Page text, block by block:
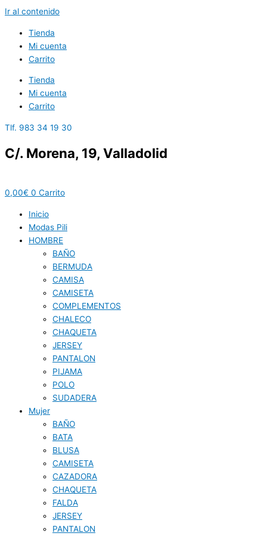
Ir al contenido
Tienda
Mi cuenta
Carrito
Tienda
Mi cuenta
Carrito
Tlf. 983 34 19 30
C/. Morena, 19, Valladolid
0,00€ 0 Carrito
Inicio
Modas Pili
HOMBRE
BAÑO
BERMUDA
CAMISA
CAMISETA
COMPLEMENTOS
CHALECO
CHAQUETA
JERSEY
PANTALON
PIJAMA
POLO
SUDADERA
Mujer
BAÑO
BATA
BLUSA
CAMISETA
CAZADORA
CHAQUETA
FALDA
JERSEY
PANTALON